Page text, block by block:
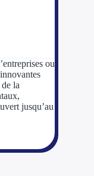
des idées de
aides pour
ou
la
jusqu’au